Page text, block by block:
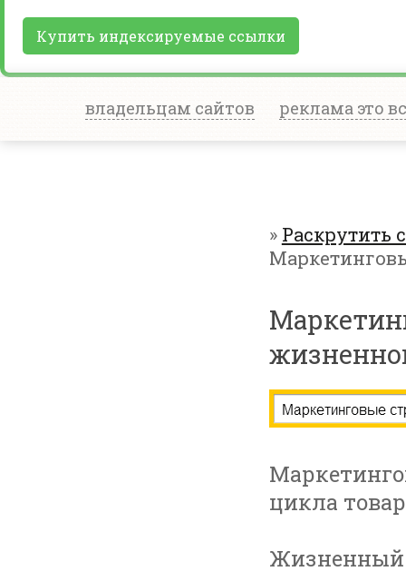
Купить индексируемые ссылки
владельцам сайтов реклама это
» Раскрутить
цикла
Жизненный